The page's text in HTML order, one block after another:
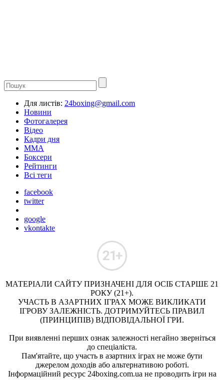
Для листів: 24boxing@gmail.com
Новини
Фотогалерея
Відео
Кадри дня
ММА
Боксери
Рейтинги
Всі теги
facebook
twitter
google
vkontakte
МАТЕРІАЛИ САЙТУ ПРИЗНАЧЕНІ ДЛЯ ОСІБ СТАРШЕ 21
РОКУ (21+).
УЧАСТЬ В АЗАРТНИХ ІГРАХ МОЖЕ ВИКЛИКАТИ
ІГРОВУ ЗАЛЕЖНІСТЬ. ДОТРИМУЙТЕСЬ ПРАВИЛ
(ПРИНЦИПІВ) ВІДПОВІДАЛЬНОЇ ГРИ.
При виявленні перших ознак залежності негайно зверніться
до спеціаліста.
Пам'ятайте, що участь в азартних іграх не може бути
джерелом доходів або альтернативою роботі.
Інформаційний ресурс 24boxing.com.ua не проводить ігри на